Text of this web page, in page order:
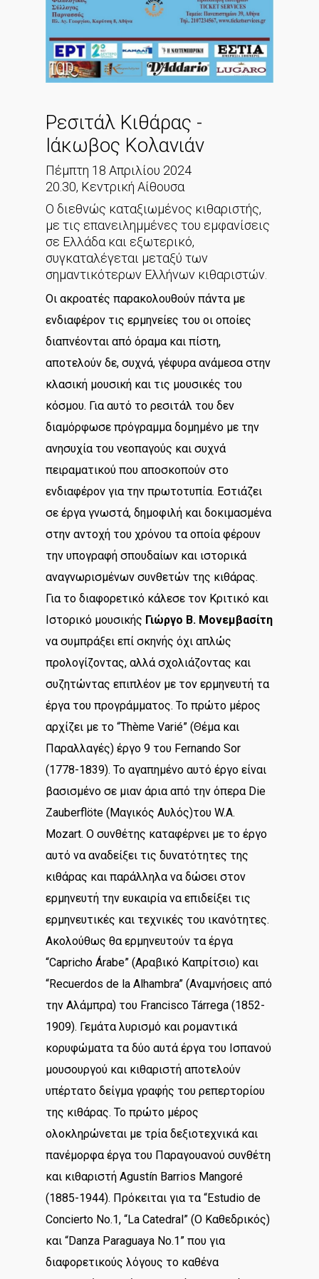
Ρεσιτάλ Κιθάρας -
Ιάκωβος Κολανιάν
Πέμπτη 18 Απριλίου 2024
20.30, Κεντρική Αίθουσα
Ο διεθνώς καταξιωμένος κιθαριστής,
με τις επανειλημμένες του εμφανίσεις
σε Ελλάδα και εξωτερικό,
συγκαταλέγεται μεταξύ των
σημαντικότερων Ελλήνων κιθαριστών.
Οι ακροατές παρακολουθούν πάντα με
ενδιαφέρον τις ερμηνείες του οι οποίες
διαπνέονται από όραμα και πίστη,
αποτελούν δε, συχνά, γέφυρα ανάμεσα στην
κλασική μουσική και τις μουσικές του
κόσμου. Για αυτό το ρεσιτάλ του δεν
διαμόρφωσε πρόγραμμα δομημένο με την
ανησυχία του νεοπαγούς και συχνά
πειραματικού που αποσκοπούν στο
ενδιαφέρον για την πρωτοτυπία. Εστιάζει
σε έργα γνωστά, δημοφιλή και δοκιμασμένα
στην αντοχή του χρόνου τα οποία φέρουν
την υπογραφή σπουδαίων και ιστορικά
αναγνωρισμένων συνθετών της κιθάρας.
Για το διαφορετικό κάλεσε τον Κριτικό και
Ιστορικό μουσικής Γιώργο Β. Μονεμβασίτη
να συμπράξει επί σκηνής όχι απλώς
προλογίζοντας, αλλά σχολιάζοντας και
συζητώντας επιπλέον με τον ερμηνευτή τα
έργα του προγράμματος. Το πρώτο μέρος
αρχίζει με το “Thème Varié” (Θέμα και
Παραλλαγές) έργο 9 του Fernando Sor
(1778-1839). Το αγαπημένο αυτό έργο είναι
βασισμένο σε μιαν άρια από την όπερα Die
Zauberflöte (Μαγικός Αυλός)του W.A.
Mozart. Ο συνθέτης καταφέρνει με το έργο
αυτό να αναδείξει τις δυνατότητες της
κιθάρας και παράλληλα να δώσει στον
ερμηνευτή την ευκαιρία να επιδείξει τις
ερμηνευτικές και τεχνικές του ικανότητες.
Ακολούθως θα ερμηνευτούν τα έργα
“Capricho Árabe” (Αραβικό Καπρίτσιο) και
“Recuerdos de la Alhambra” (Αναμνήσεις από
την Αλάμπρα) του Francisco Tárrega (1852-
1909). Γεμάτα λυρισμό και ρομαντικά
κορυφώματα τα δύο αυτά έργα του Ισπανού
μουσουργού και κιθαριστή αποτελούν
υπέρτατο δείγμα γραφής του ρεπερτορίου
της κιθάρας. Το πρώτο μέρος
ολοκληρώνεται με τρία δεξιοτεχνικά και
πανέμορφα έργα του Παραγουανού συνθέτη
και κιθαριστή Agustín Barrios Mangoré
(1885-1944). Πρόκειται για τα “Estudio de
Concierto No.1, “La Catedral” (Ο Καθεδρικός)
και “Danza Paraguaya Νο.1” που για
διαφορετικούς λόγους το καθένα